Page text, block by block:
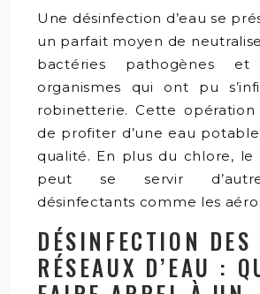
Une désinfection d’eau se
un parfait moyen de
bactéries pathogènes
organismes qui ont pu
robinetterie. Cette
de profiter d’une eau
qualité. En plus du chlore, le
peut se servir
désinfectants comme les
DÉSINFECTION DES
RÉSEAUX D’EAU :